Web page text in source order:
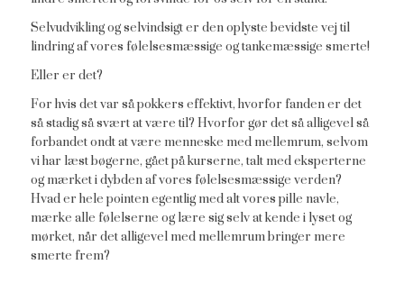
Selvudvikling og selvindsigt er den oplyste bevidste vej til
lindring af vores følelsesmæssige og tankemæssige smerte!
Eller er det?
For hvis det var så pokkers effektivt, hvorfor fanden er det
så stadig så svært at være til? Hvorfor gør det så alligevel så
forbandet ondt at være menneske med mellemrum, selvom
vi har læst bøgerne, gået på kurserne, talt med eksperterne
og mærket i dybden af vores følelsesmæssige verden?
Hvad er hele pointen egentlig med alt vores pille navle,
mærke alle følelserne og lære sig selv at kende i lyset og
mørket, når det alligevel med mellemrum bringer mere
smerte frem?